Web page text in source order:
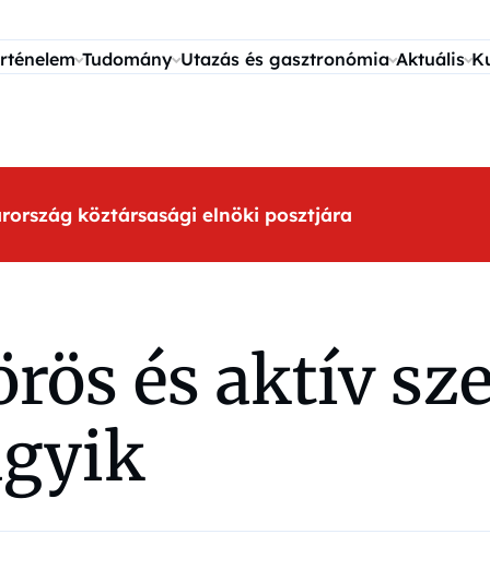
Tudomány Utazás és gasztronómia Aktuális
köztársasági elnöki posztjára
és aktív